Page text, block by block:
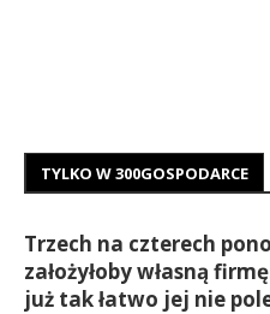
TYLKO W 300GOSPODARCE
Trzech na czterech
założyłoby własną
już tak łatwo jej nie